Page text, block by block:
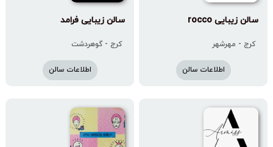
سالن زیبایی rocco
کرج - مهرشهر
اطلاعات سالن
سالن زیبایی فرامد
کرج - گوهردشت
اطلاعات سالن